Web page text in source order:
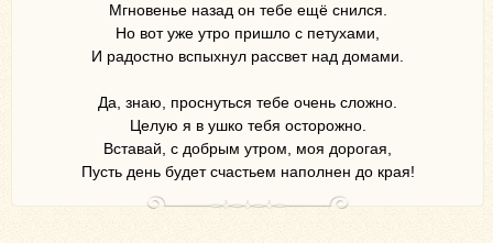
Мгновенье назад он тебе ещё снился.
Но вот уже утро пришло с петухами,
И радостно вспыхнул рассвет над домами.
Да, знаю, проснуться тебе очень сложно.
Целую я в ушко тебя осторожно.
Вставай, с добрым утром, моя дорогая,
Пусть день будет счастьем наполнен до края!